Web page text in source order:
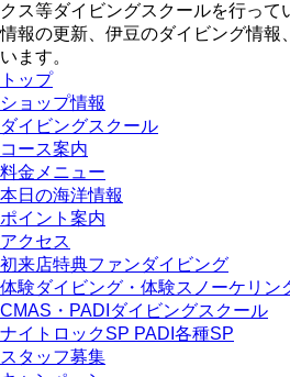
クス等ダイビングスクールを行っ
情報の更新、伊豆のダイビング情報
います。
トップ
ショップ情報
ダイビングスクール
コース案内
料金メニュー
本日の海洋情報
ポイント案内
アクセス
初来店特典ファンダイビング
体験ダイビング・体験スノーケリン
CMAS・PADIダイビングスクール
ナイトロックSP PADI各種SP
スタッフ募集